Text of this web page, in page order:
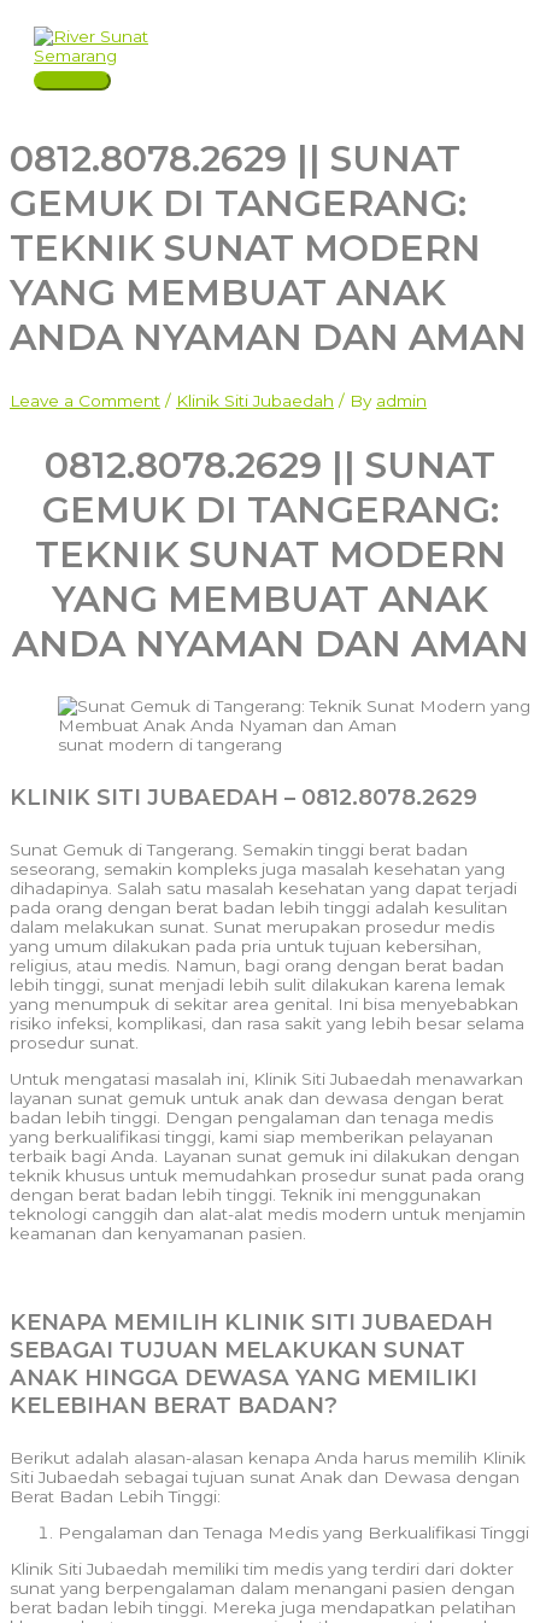
content
Main
0812.8078.2629 || SUNAT
GEMUK DI TANGERANG:
TEKNIK SUNAT MODERN
YANG MEMBUAT ANAK
ANDA NYAMAN DAN AMAN
Leave a Comment / Klinik Siti Jubaedah / By admin
0812.8078.2629 || SUNAT
GEMUK DI TANGERANG:
TEKNIK SUNAT MODERN
YANG MEMBUAT ANAK
ANDA NYAMAN DAN AMAN
sunat modern di tangerang
KLINIK SITI JUBAEDAH – 0812.8078.2629
Sunat Gemuk di Tangerang. Semakin tinggi berat badan
seseorang, semakin kompleks juga masalah kesehatan yang
dihadapinya. Salah satu masalah kesehatan yang dapat terjadi
pada orang dengan berat badan lebih tinggi adalah kesulitan
dalam melakukan sunat. Sunat merupakan prosedur medis
yang umum dilakukan pada pria untuk tujuan kebersihan,
religius, atau medis. Namun, bagi orang dengan berat badan
lebih tinggi, sunat menjadi lebih sulit dilakukan karena lemak
yang menumpuk di sekitar area genital. Ini bisa menyebabkan
risiko infeksi, komplikasi, dan rasa sakit yang lebih besar selama
prosedur sunat.
Untuk mengatasi masalah ini, Klinik Siti Jubaedah menawarkan
layanan sunat gemuk untuk anak dan dewasa dengan berat
badan lebih tinggi. Dengan pengalaman dan tenaga medis
yang berkualifikasi tinggi, kami siap memberikan pelayanan
terbaik bagi Anda. Layanan sunat gemuk ini dilakukan dengan
teknik khusus untuk memudahkan prosedur sunat pada orang
dengan berat badan lebih tinggi. Teknik ini menggunakan
teknologi canggih dan alat-alat medis modern untuk menjamin
keamanan dan kenyamanan pasien.
KENAPA MEMILIH KLINIK SITI JUBAEDAH
SEBAGAI TUJUAN MELAKUKAN SUNAT
ANAK HINGGA DEWASA YANG MEMILIKI
KELEBIHAN BERAT BADAN?
Berikut adalah alasan-alasan kenapa Anda harus memilih Klinik
Siti Jubaedah sebagai tujuan sunat Anak dan Dewasa dengan
Berat Badan Lebih Tinggi:
Pengalaman dan Tenaga Medis yang Berkualifikasi Tinggi
Klinik Siti Jubaedah memiliki tim medis yang terdiri dari dokter
sunat yang berpengalaman dalam menangani pasien dengan
berat badan lebih tinggi. Mereka juga mendapatkan pelatihan